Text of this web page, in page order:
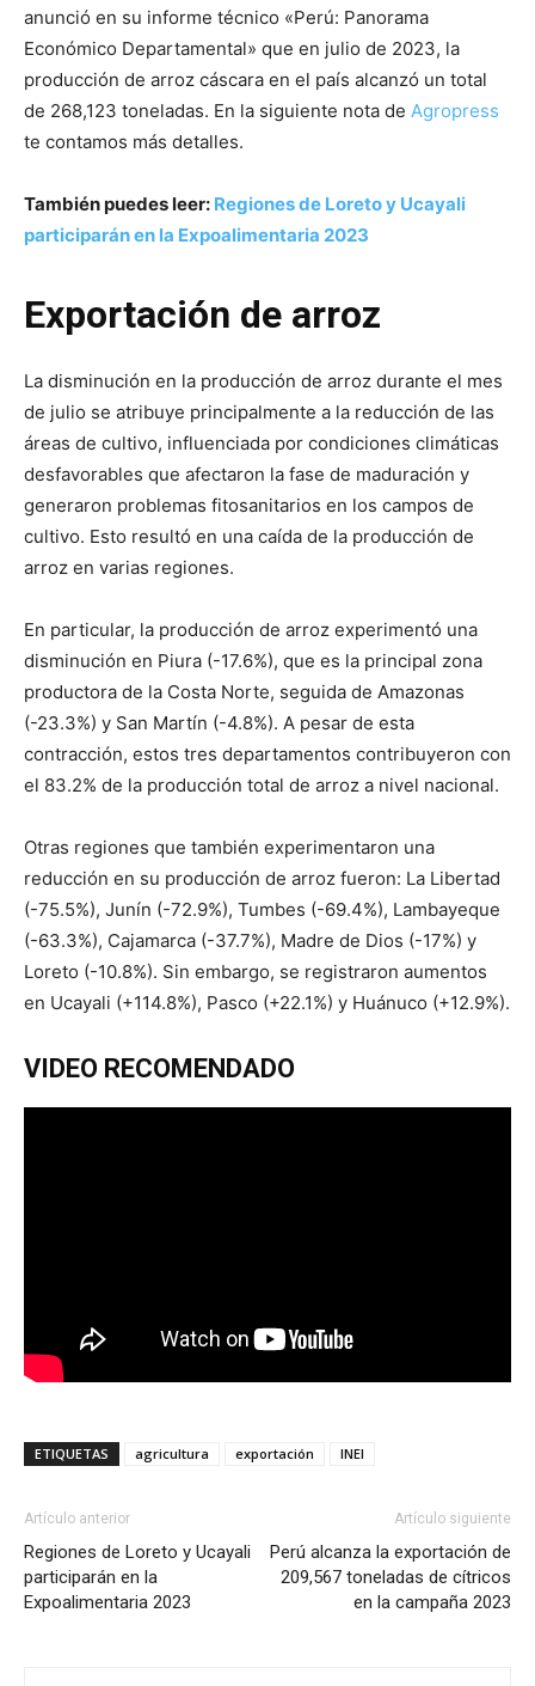
anunció en su informe técnico «Perú: Panorama
Económico Departamental» que en julio de 2023, la
producción de arroz cáscara en el país alcanzó un total
de 268,123 toneladas. En la siguiente nota de Agropress
te contamos más detalles.
También puedes leer: Regiones de Loreto y Ucayali
participarán en la Expoalimentaria 2023
Exportación de arroz
La disminución en la producción de arroz durante el mes
de julio se atribuye principalmente a la reducción de las
áreas de cultivo, influenciada por condiciones climáticas
desfavorables que afectaron la fase de maduración y
generaron problemas fitosanitarios en los campos de
cultivo. Esto resultó en una caída de la producción de
arroz en varias regiones.
En particular, la producción de arroz experimentó una
disminución en Piura (-17.6%), que es la principal zona
productora de la Costa Norte, seguida de Amazonas
(-23.3%) y San Martín (-4.8%). A pesar de esta
contracción, estos tres departamentos contribuyeron con
el 83.2% de la producción total de arroz a nivel nacional.
Otras regiones que también experimentaron una
reducción en su producción de arroz fueron: La Libertad
(-75.5%), Junín (-72.9%), Tumbes (-69.4%), Lambayeque
(-63.3%), Cajamarca (-37.7%), Madre de Dios (-17%) y
Loreto (-10.8%). Sin embargo, se registraron aumentos
en Ucayali (+114.8%), Pasco (+22.1%) y Huánuco (+12.9%).
VIDEO RECOMENDADO
ETIQUETAS agricultura exportación INEI
Artículo anterior
Regiones de Loreto y Ucayali
participarán en la
Expoalimentaria 2023
Artículo siguiente
Perú alcanza la exportación de
209,567 toneladas de cítricos
en la campaña 2023